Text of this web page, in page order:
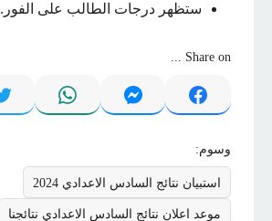
ستظهر درجات الطالب على الفور.
Share on ...
وسوم:
استبيان نتائج السادس الاعدادي 2024
موعد اعلان نتائج السادس الاعدادي نتائجنا